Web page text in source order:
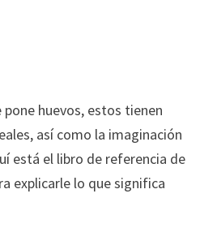
huevos, estos tienen
así como la imaginación
está el libro de referencia de
explicarle lo que significa